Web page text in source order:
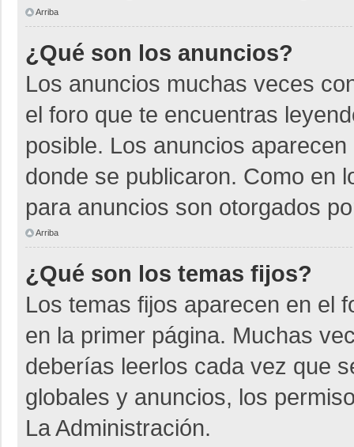
Arriba
¿Qué son los anuncios?
Los anuncios muchas veces
el foro que te encuentras
posible. Los anuncios
donde se publicaron. Como en
para anuncios son otorgados
Arriba
¿Qué son los temas fijos?
Los temas fijos aparecen en el
en la primer página. Muchas
deberías leerlos cada vez que
globales y anuncios, los
La Administración.